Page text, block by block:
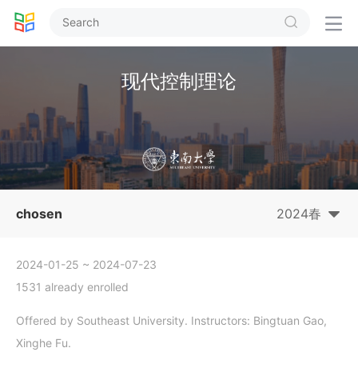
 
现代控制理论
chosen 2024春
2024-01-25 ~ 2024-07-23
1531 already enrolled
Offered by Southeast University. Instructors: Bingtuan Gao,
Xinghe Fu.